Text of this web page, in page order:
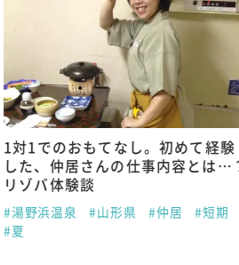
どっぷりスノボ漬け。リゾバはスノ
ボ好きにピッタリ！
#安比高原 #岩手県
#短期
#冬